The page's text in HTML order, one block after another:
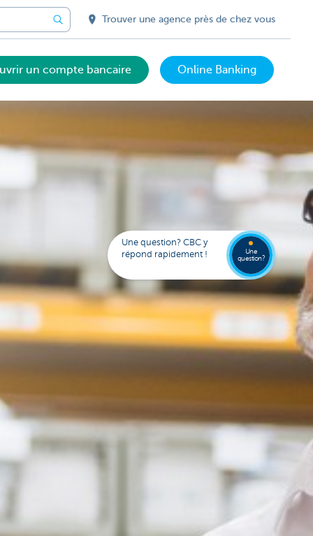
Trouver une agence près de chez vous
un compte bancaire Online Banking
Une question? CBC y
répond rapidement !
Une
question?